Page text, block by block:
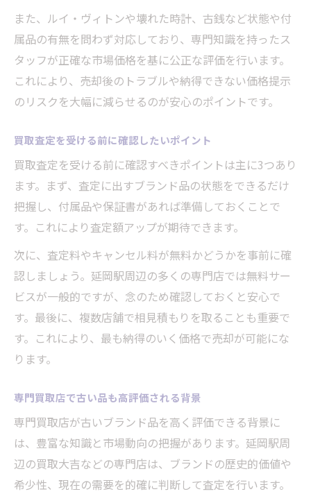
壊れていても安心して依頼できる買取店
古いバッグの買取査定時の注意点
専門店なら買取価格の違いがはっきり分かる
専門店の買取価格が高い理由を解説
複数店舗での買取査定を比較するメリット
専門店の査定基準が信頼されるポイント
納得のいく買取価格を得るためのコツ
安心して依頼できる買取のステップを解説
買取の流れと必要書類を事前に確認
査定から現金化までのステップを紹介
トラブルを防ぐための買取時の注意点
買取サービス利用前に準備すべきこと
付属品がなくても査定無料で安心のサービス
査定無料だから気軽に買取を依頼できる
付属品なしでも高評価を得るポイント
買取店の無料サービスの活用方法
付属品不要な買取のメリットを解説
また、ルイ・ヴィトンや壊れた時計、古銭など状態や付
属品の有無を問わず対応しており、専門知識を持ったス
タッフが正確な市場価格を基に公正な評価を行います。
これにより、売却後のトラブルや納得できない価格提示
のリスクを大幅に減らせるのが安心のポイントです。
買取査定を受ける前に確認したいポイント
買取査定を受ける前に確認すべきポイントは主に3つあり
ます。まず、査定に出すブランド品の状態をできるだけ
把握し、付属品や保証書があれば準備しておくことで
す。これにより査定額アップが期待できます。
次に、査定料やキャンセル料が無料かどうかを事前に確
認しましょう。延岡駅周辺の多くの専門店では無料サー
ビスが一般的ですが、念のため確認しておくと安心で
す。最後に、複数店舗で相見積もりを取ることも重要で
す。これにより、最も納得のいく価格で売却が可能にな
ります。
専門買取店で古い品も高評価される背景
専門買取店が古いブランド品を高く評価できる背景に
は、豊富な知識と市場動向の把握があります。延岡駅周
辺の買取大吉などの専門店は、ブランドの歴史的価値や
希少性、現在の需要を的確に判断して査定を行います。